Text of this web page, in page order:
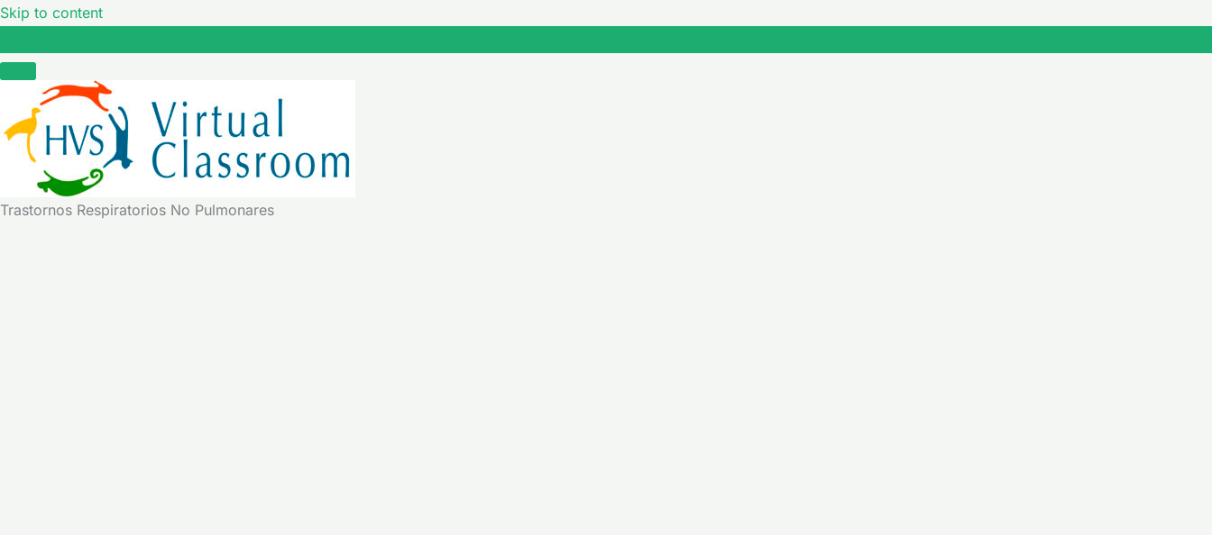
Skip to content
Trastornos Respiratorios No Pulmonares